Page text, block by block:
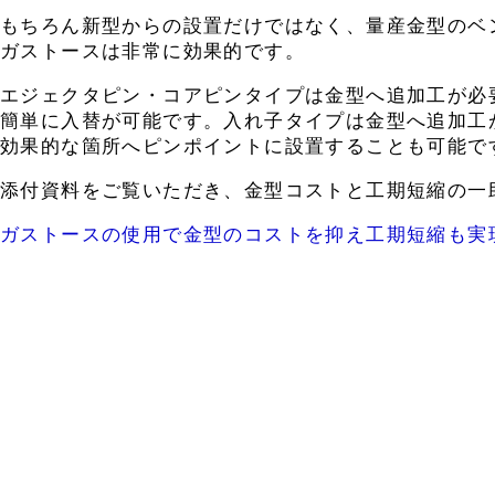
もちろん新型からの設置だけではなく、量産金型の
ガストースは非常に効果的です。
エジェクタピン・コアピンタイプは金型へ追加工が必
簡単に入替が可能です。入れ子タイプは金型へ追加
効果的な箇所へピンポイントに設置することも可能で
添付資料をご覧いただき、金型コストと工期短縮の
ガストースの使用で金型のコストを抑え工期短縮も実